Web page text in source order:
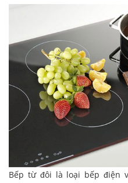
Bếp từ đôi là loại bếp điện